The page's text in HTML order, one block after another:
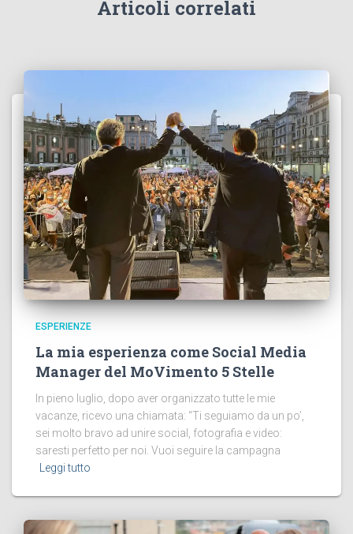
Articoli correlati
ESPERIENZE
La mia esperienza come Social Media
Manager del MoVimento 5 Stelle
In pieno luglio, dopo aver organizzato tutte le mie
vacanze, ricevo una chiamata: “Ti seguiamo da un po’,
sei molto bravo ad unire social, fotografia e video:
saresti perfetto per noi. Vuoi seguire la campagna
Leggi tutto